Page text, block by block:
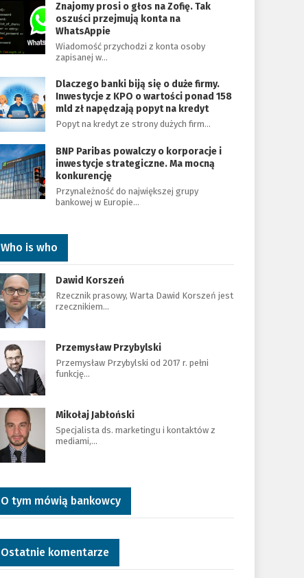
Znajomy prosi o głos na Zofię. Tak
oszuści przejmują konta na
WhatsAppie
Wiadomość przychodzi z konta osoby
zapisanej w…
Dlaczego banki biją się o duże firmy.
Inwestycje z KPO o wartości ponad 158
mld zł napędzają popyt na kredyt
Popyt na kredyt ze strony dużych firm…
BNP Paribas powalczy o korporacje i
inwestycje strategiczne. Ma mocną
konkurencję
Przynależność do największej grupy
bankowej w Europie…
Who is who
Dawid Korszeń
Rzecznik prasowy, Warta Dawid Korszeń jest
rzecznikiem…
Przemysław Przybylski
Przemysław Przybylski od 2017 r. pełni
funkcję…
Mikołaj Jabłoński
Specjalista ds. marketingu i kontaktów z
mediami,…
O tym mówią bankowcy
Ostatnie komentarze